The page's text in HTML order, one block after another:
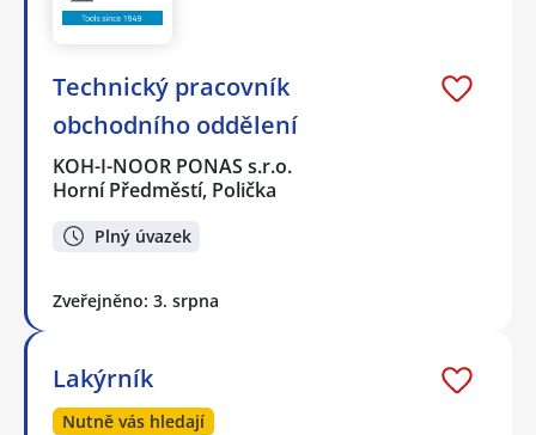
Technický pracovník
obchodního oddělení
KOH-I-NOOR PONAS s.r.o.
Horní Předměstí, Polička
Plný úvazek
Zveřejněno: 3. srpna
Lakýrník
Nutně vás hledají